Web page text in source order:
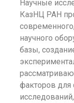
Научные
КазНЦ РАН
научного
базы,
факторов для